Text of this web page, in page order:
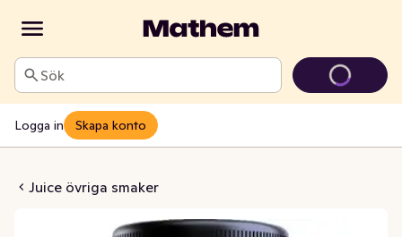
Sök
Logga in Skapa konto
Juice övriga smaker
& Morot EKO